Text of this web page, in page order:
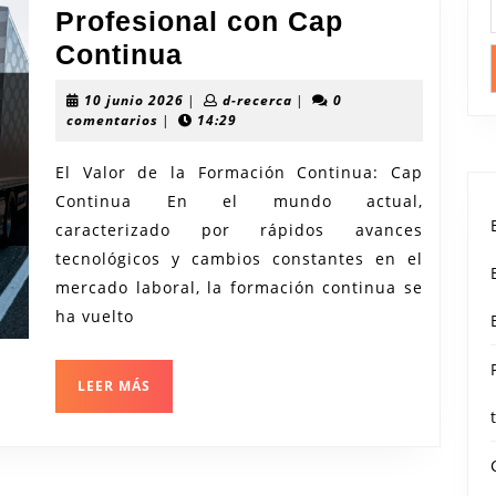
Profesional con Cap
Continua
tu
Carrera
con
Cap
Continua
10 junio 2026 10
junio
| d-recerca d-|
0
comentarios | 14:29
El Valor de la Formación Continua: Cap
Continua En el mundo actual,
caracterizado por rápidos avances
tecnológicos y cambios constantes en el
mercado laboral, la formación continua se
ha vuelto
LEER MÁS